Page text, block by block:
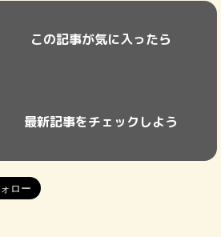
この記事が気に入ったら
最新記事をチェックしよう